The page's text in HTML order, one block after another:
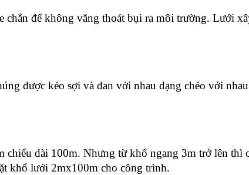
để không văng thoát bụi ra môi trường. Lưới
được kéo sợi và đan với nhau dạng chéo với
dài 100m. Nhưng từ khổ ngang 3m trở lên thì
khổ lưới 2mx100m cho công trình.